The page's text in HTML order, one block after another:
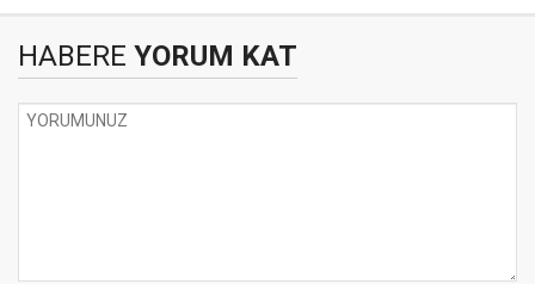
HABERE YORUM KAT